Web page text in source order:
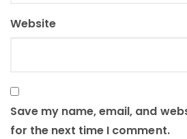
Website
Save my name, email, and
for the next time I comment.